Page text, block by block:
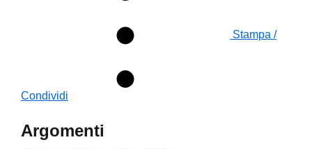
Stampa /
Condividi
Argomenti